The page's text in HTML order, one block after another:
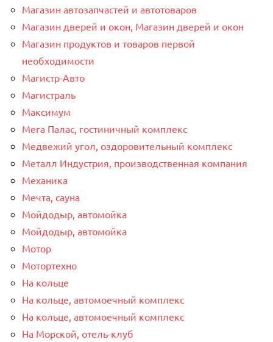
Магазин автозапчастей и автотоваров
Магазин дверей и окон, Магазин дверей и окон
Магазин продуктов и товаров первой
необходимости
Магистр-Авто
Магистраль
Максимум
Мега Палас, гостиничный комплекс
Медвежий угол, оздоровительный комплекс
Металл Индустрия, производственная компания
Механика
Мечта, сауна
Мойдодыр, автомойка
Мойдодыр, автомойка
Мотор
Мотортехно
На кольце
На кольце, автомоечный комплекс
На кольце, автомоечный комплекс
На Морской, отель-клуб